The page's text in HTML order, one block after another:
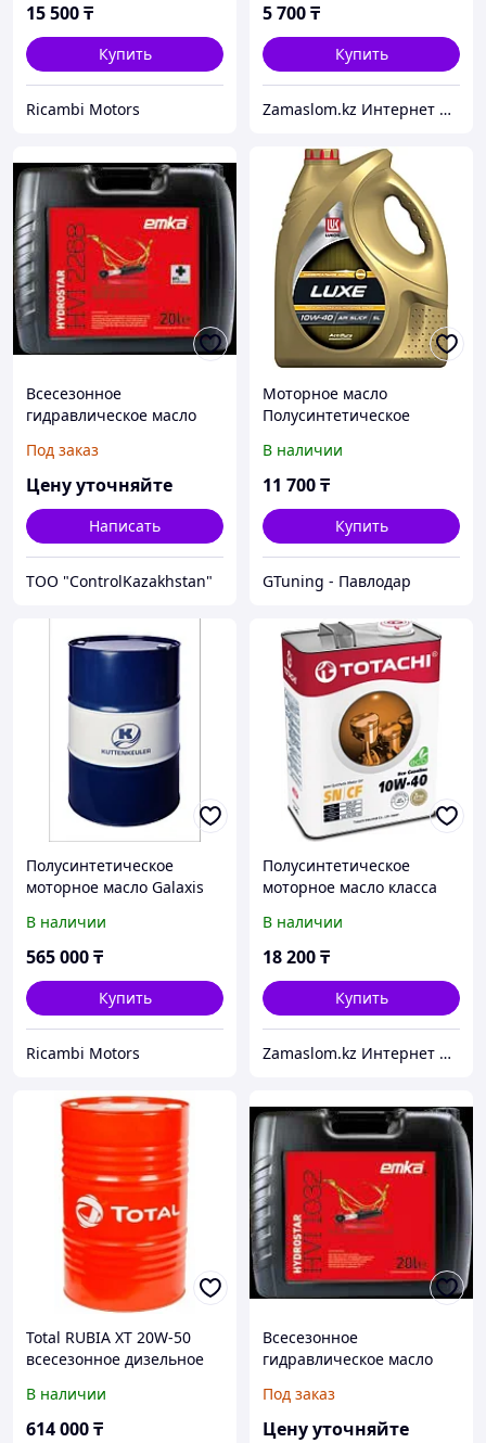
15 500₸
Купить
Ricambi Motors
5 700₸
Купить
Zamaslom.kz Интернет магазин.
Всесезонное
гидравлическое масло
гидравлических
приводов на открытом
воздухе
Под заказ
Цену уточняйте
Написать
ТОО "ControlKazakhstan"
Моторное масло
Полусинтетическое
В наличии
11 700₸
Купить
GTuning - Павлодар
Полусинтетическое
моторное масло Galaxis
Kuttenkeuler
В наличии
565 000₸
Купить
Ricambi Motors
Полусинтетическое
моторное масло класса
Gasoline 10W-40 4L
В наличии
18 200₸
Купить
Zamaslom.kz Интернет магазин.
Total RUBIA XT 20W-50
всесезонное дизельное
В наличии
614 000₸
Всесезонное
гидравлическое масло
Под заказ
Цену уточняйте